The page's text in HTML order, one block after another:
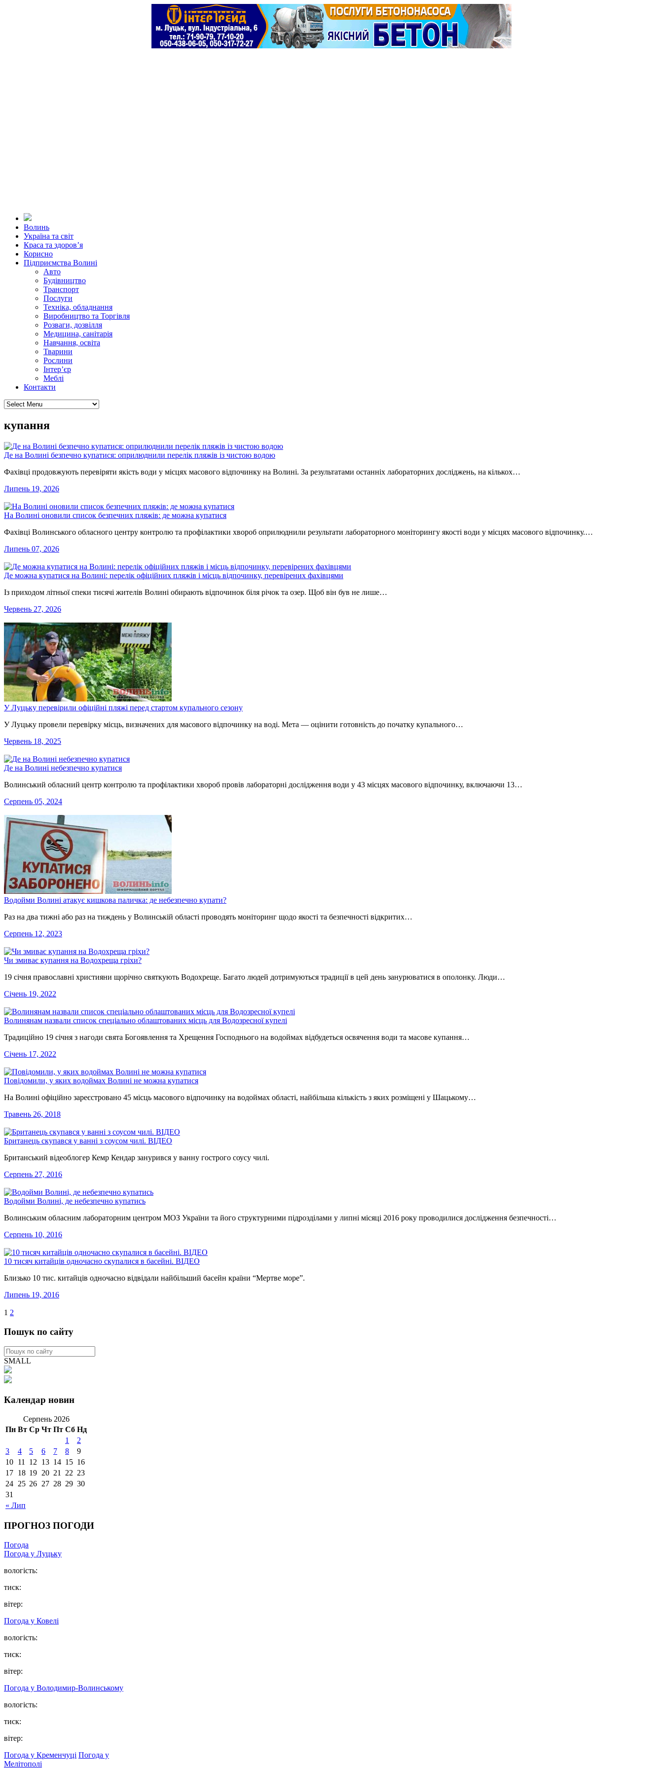
Волинь
Україна та світ
Краса та здоров’я
Корисно
Підприємства Волині
Авто
Будівництво
Транспорт
Послуги
Техніка, обладнання
Виробництво та Торгівля
Розваги, дозвілля
Медицина, санітарія
Навчання, освіта
Тварини
Рослини
Інтер’єр
Меблі
Контакти
купання
Де на Волині безпечно купатися: оприлюднили перелік пляжів із чистою водою
Фахівці продовжують перевіряти якість води у місцях масового відпочинку на Волині. За результатами останніх лабораторних досліджень, на кількох…
Липень 19, 2026
На Волині оновили список безпечних пляжів: де можна купатися
Фахівці Волинського обласного центру контролю та профілактики хвороб оприлюднили результати лабораторного моніторингу якості води у місцях масового відпочинку.…
Липень 07, 2026
Де можна купатися на Волині: перелік офіційних пляжів і місць відпочинку, перевірених фахівцями
Із приходом літньої спеки тисячі жителів Волині обирають відпочинок біля річок та озер. Щоб він був не лише…
Червень 27, 2026
У Луцьку перевірили офіційні пляжі перед стартом купального сезону
У Луцьку провели перевірку місць, визначених для масового відпочинку на воді. Мета — оцінити готовність до початку купального…
Червень 18, 2025
Де на Волині небезпечно купатися
Волинський обласний центр контролю та профілактики хвороб провів лабораторні дослідження води у 43 місцях масового відпочинку, включаючи 13…
Серпень 05, 2024
Водойми Волині атакує кишкова паличка: де небезпечно купати?
Раз на два тижні або раз на тиждень у Волинській області проводять моніторинг щодо якості та безпечності відкритих…
Серпень 12, 2023
Чи змиває купання на Водохреща гріхи?
19 січня православні християни щорічно святкують Водохреще. Багато людей дотримуються традиції в цей день занурюватися в ополонку. Люди…
Січень 19, 2022
Волинянам назвали список спеціально облаштованих місць для Водозресної купелі
Традиційно 19 січня з нагоди свята Богоявлення та Хрещення Господнього на водоймах відбудеться освячення води та масове купання…
Січень 17, 2022
Повідомили, у яких водоймах Волині не можна купатися
На Волині офіційно зареєстровано 45 місць масового відпочинку на водоймах області, найбільша кількість з яких розміщені у Шацькому…
Травень 26, 2018
Британець скупався у ванні з соусом чилі. ВІДЕО
Британський відеоблогер Кемр Кендар занурився у ванну гострого соусу чилі.
Серпень 27, 2016
Водойми Волині, де небезпечно купатись
Волинським обласним лабораторним центром МОЗ України та його структурними підрозділами у липні місяці 2016 року проводилися дослідження безпечності…
Серпень 10, 2016
10 тисяч китайців одночасно скупалися в басейні. ВІДЕО
Близько 10 тис. китайців одночасно відвідали найбільший басейн країни “Мертве море”.
Липень 19, 2016
1 2
Пошук по сайту
SMALL
Календар новин
Серпень 2026
Пн Вт Ср Чт Пт Сб Нд
« Лип
1
2
3
4 5 6 7 8
9
10 11 12 13 14 15 16
17 18 19 20 21 22 23
24 25 26 27 28 29 30
31
ПРОГНОЗ ПОГОДИ
Погода
Погода у Луцьку
вологість:
тиск:
вітер:
Погода у Ковелі
вологість:
тиск:
вітер:
Погода у Володимир-Волинському
вологість:
тиск:
вітер:
Погода у Кременчуці Погода у
Мелітополі